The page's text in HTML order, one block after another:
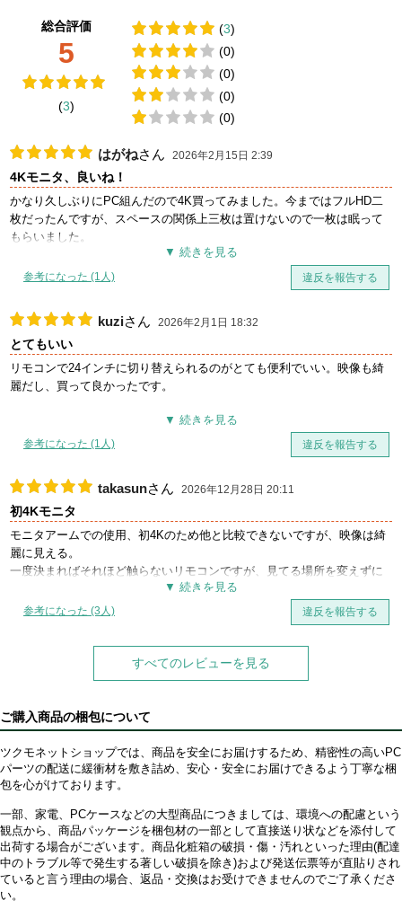
総合評価
5
(3)
(3)
(0)
(0)
(0)
(0)
はがねさん 2026年2月15日 2:39
4Kモニタ、良いね！
かなり久しぶりにPC組んだので4K買ってみました。今まではフルHD二
枚だったんですが、スペースの関係上三枚は置けないので一枚は眠って
もらいました。
画質に関しては4Kでこの価格だと十分だと思います。win11の設定で文字
サイズは150%にしています。ゲームに関してはFF14のベンチぐらいし
か走らせてないですが、自分の環境だと4Kフルスクリーンにすると60Hz
しか出ず。仮想フルスクリーンだと問題なく160Hzになりました。
ドット抜けチェッカーで画面端の方にひとつドット抜けを確認したので
すが、顔近づけた上で「ほこりかな？」ってぐらいほぼわかりません
ね。交換保証に入っていたので迷いましたが、交換して悪化するリスク
参考になった (1人) 違反を報告する
kuziさん 2026年2月1日 18:32
とてもいい
リモコンで24インチに切り替えられるのがとても便利でいい。映像も綺
麗だし、買って良かったです。
参考になった (1人) 違反を報告する
takasunさん 2026年12月28日 20:11
初4Kモニタ
モニタアームでの使用、初4Kのため他と比較できないですが、映像は綺
麗に見える。
一度決まればそれほど触らないリモコンですが、見てる場所を変えずに
国内メーカーでサポートも期待できるので、買って損はなかったと思
参考になった (3人) 違反を報告する
すべてのレビューを見る
ご購入商品の梱包について
ツクモネットショップでは、商品を安全にお届けするため、精密性の高いPC
パーツの配送に緩衝材を敷き詰め、安心・安全にお届けできるよう丁寧な梱
包を心がけております。
一部、家電、PCケースなどの大型商品につきましては、環境への配慮という
観点から、商品パッケージを梱包材の一部として直接送り状などを添付して
出荷する場合がございます。商品化粧箱の破損・傷・汚れといった理由(配達
中のトラブル等で発生する著しい破損を除き)および発送伝票等が直貼りされ
ていると言う理由の場合、返品・交換はお受けできませんのでご了承くださ
い。